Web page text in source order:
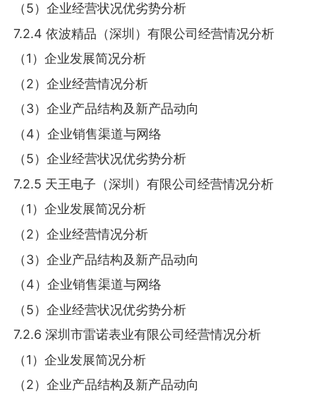
（5）企业经营状况优劣势分析
7.2.4 依波精品（深圳）有限公司经营情况分析
（1）企业发展简况分析
（2）企业经营情况分析
（3）企业产品结构及新产品动向
（4）企业销售渠道与网络
（5）企业经营状况优劣势分析
7.2.5 天王电子（深圳）有限公司经营情况分析
（1）企业发展简况分析
（2）企业经营情况分析
（3）企业产品结构及新产品动向
（4）企业销售渠道与网络
（5）企业经营状况优劣势分析
7.2.6 深圳市雷诺表业有限公司经营情况分析
（1）企业发展简况分析
（2）企业产品结构及新产品动向